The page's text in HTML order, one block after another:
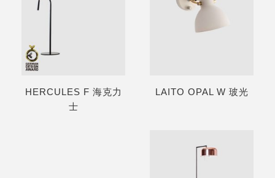
HERCULES F 海克力
士
LAITO OPAL W 玻光